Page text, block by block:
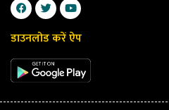
डाउनलोड करें ऐप